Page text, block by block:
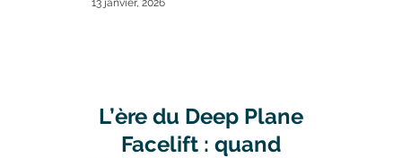
13 janvier, 2026
L’ère du Deep Plane
Facelift : quand